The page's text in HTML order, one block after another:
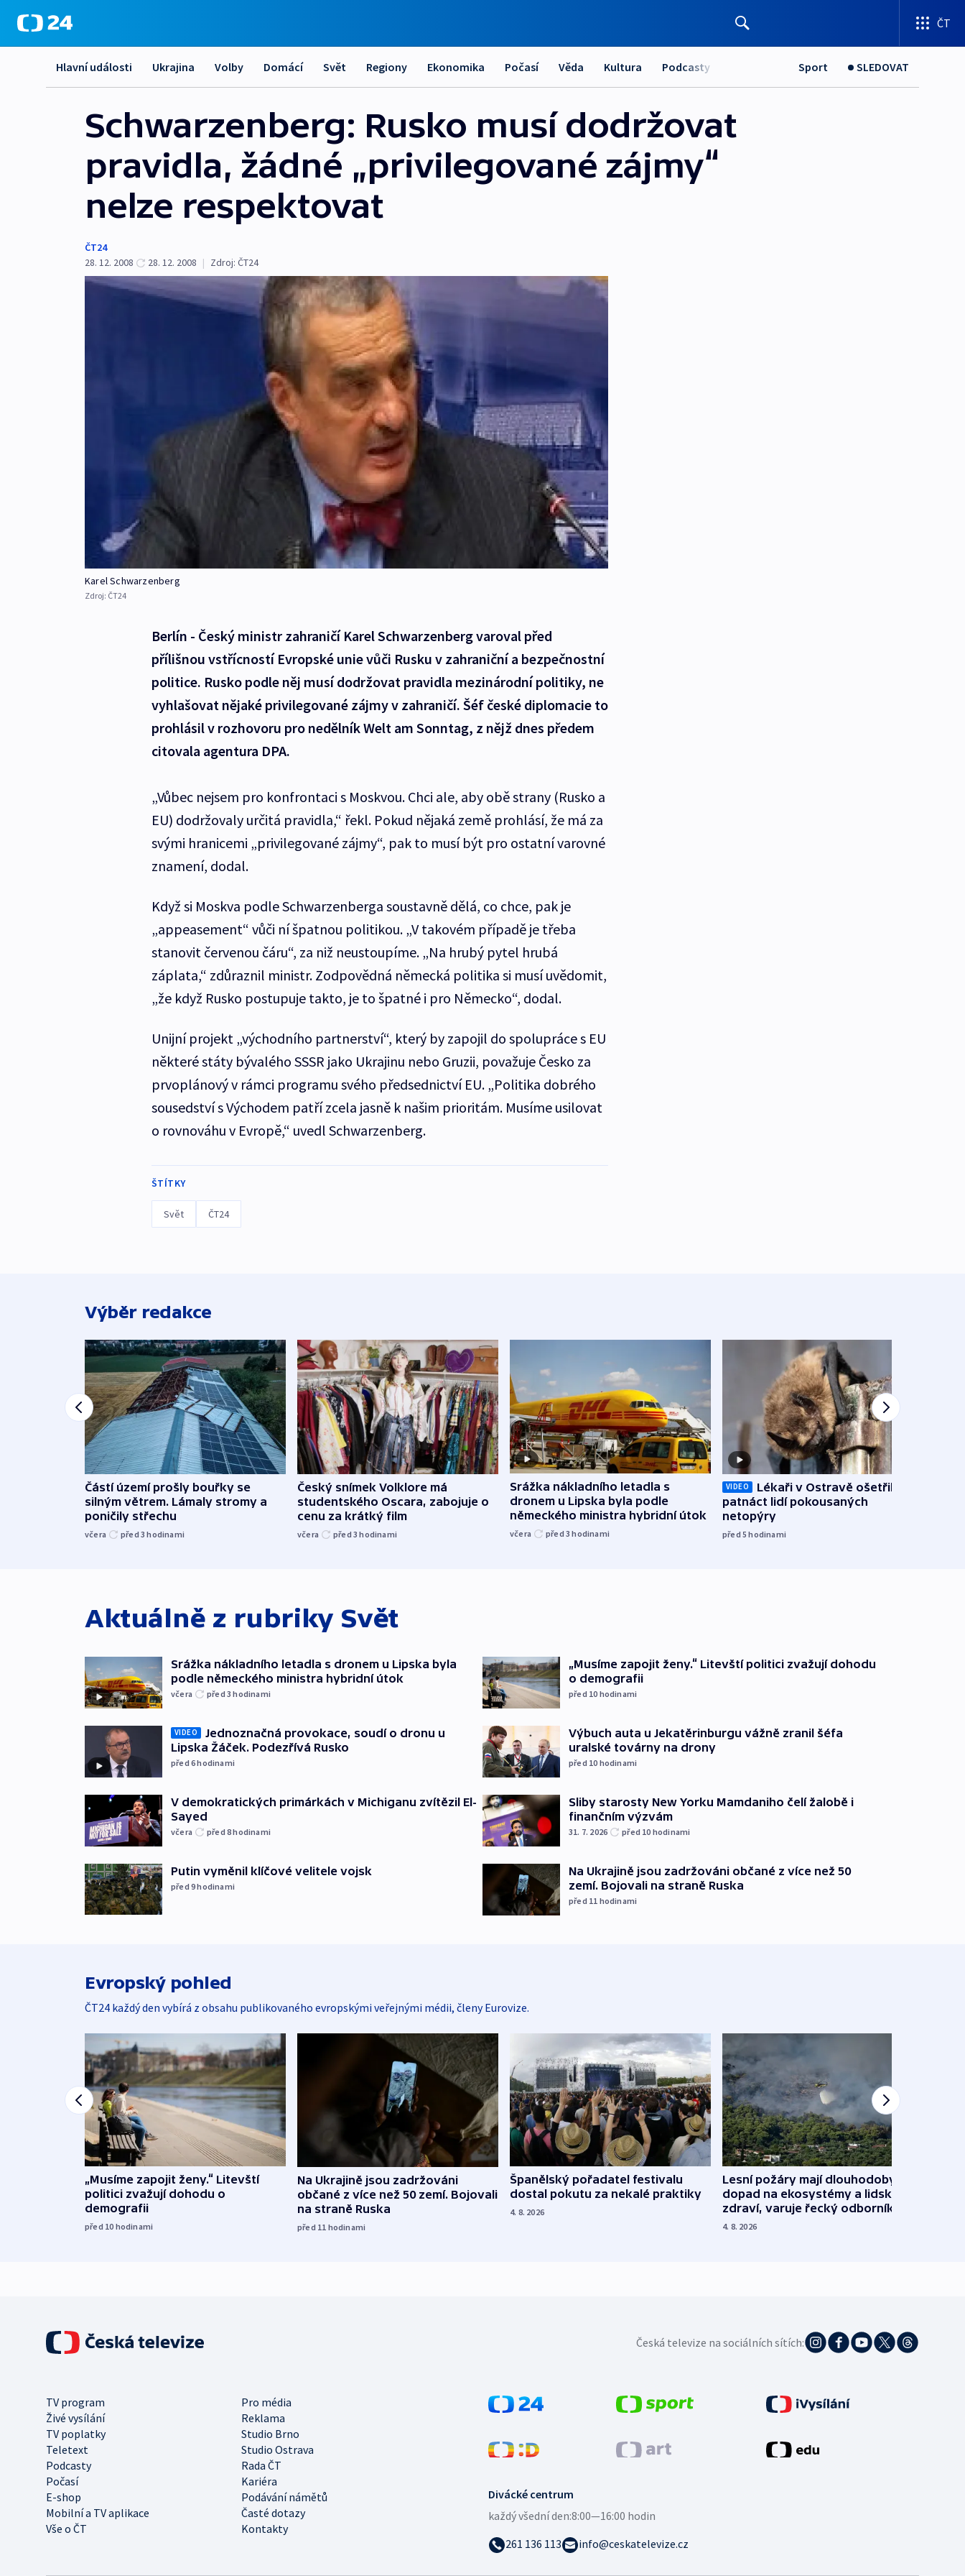
ČT
Hlavní události Ukrajina Volby Domácí Svět Regiony Ekonomika Počasí Věda Kultura Podcasty Sport SLEDOVAT
Schwarzenberg: Rusko musí dodržovat
pravidla, žádné „privilegované zájmy“
nelze respektovat
ČT24
28. 12. 2008
28. 12. 2008 | Zdroj: ČT24
Karel Schwarzenberg
Zdroj: ČT24
Berlín - Český ministr zahraničí Karel Schwarzenberg varoval před
přílišnou vstřícností Evropské unie vůči Rusku v zahraniční a bezpečnostní
politice. Rusko podle něj musí dodržovat pravidla mezinárodní politiky, ne
vyhlašovat nějaké privilegované zájmy v zahraničí. Šéf české diplomacie to
prohlásil v rozhovoru pro nedělník Welt am Sonntag, z nějž dnes předem
citovala agentura DPA.
„Vůbec nejsem pro konfrontaci s Moskvou. Chci ale, aby obě strany (Rusko a
EU) dodržovaly určitá pravidla,“ řekl. Pokud nějaká země prohlásí, že má za
svými hranicemi „privilegované zájmy“, pak to musí být pro ostatní varovné
znamení, dodal.
Když si Moskva podle Schwarzenberga soustavně dělá, co chce, pak je
„appeasement“ vůči ní špatnou politikou. „V takovém případě je třeba
stanovit červenou čáru“, za niž neustoupíme. „Na hrubý pytel hrubá
záplata,“ zdůraznil ministr. Zodpovědná německá politika si musí uvědomit,
„že když Rusko postupuje takto, je to špatné i pro Německo“, dodal.
Unijní projekt „východního partnerství“, který by zapojil do spolupráce s EU
některé státy bývalého SSSR jako Ukrajinu nebo Gruzii, považuje Česko za
prvoplánový v rámci programu svého předsednictví EU. „Politika dobrého
sousedství s Východem patří zcela jasně k našim prioritám. Musíme usilovat
o rovnováhu v Evropě,“ uvedl Schwarzenberg.
ŠTÍTKY
Svět ČT24
Výběr redakce
Částí území prošly bouřky se
silným větrem. Lámaly stromy a
poničily střechu
včera před 3hodinami
Český snímek Volklore má
studentského Oscara, zabojuje o
cenu za krátký film
včera před 3hodinami
Srážka nákladního letadla s
dronem u Lipska byla podle
německého ministra hybridní útok
včera před 3hodinami
VIDEO
Lékaři v Ostravě ošetřili už
patnáct lidí pokousaných
netopýry
před 5hodinami
Aktuálně z rubriky Svět
Srážka nákladního letadla s dronem u Lipska byla
podle německého ministra hybridní útok
včera před 3hodinami
VIDEO
Jednoznačná provokace, soudí o dronu u
Lipska Žáček. Podezřívá Rusko
před 6hodinami
V demokratických primárkách v Michiganu zvítězil El-
Sayed
včera před 8hodinami
Putin vyměnil klíčové velitele vojsk
před 9hodinami
„Musíme zapojit ženy.“ Litevští politici zvažují dohodu
o demografii
před 10 hodinami
Výbuch auta u Jekatěrinburgu vážně zranil šéfa
uralské továrny na drony
před 10 hodinami
Sliby starosty New Yorku Mamdaniho čelí žalobě i
finančním výzvám
31. 7. 2026 před 10 hodinami
Na Ukrajině jsou zadržováni občané z více než 50
zemí. Bojovali na straně Ruska
před 11 hodinami
Evropský pohled
ČT24 každý den vybírá z obsahu publikovaného evropskými veřejnými médii, členy Eurovize.
„Musíme zapojit ženy.“ Litevští
politici zvažují dohodu o
demografii
před 10 hodinami
Na Ukrajině jsou zadržováni
občané z více než 50 zemí. Bojovali
na straně Ruska
před 11 hodinami
Španělský pořadatel festivalu
dostal pokutu za nekalé praktiky
4. 8. 2026
Lesní požáry mají dlouhodobý
dopad na ekosystémy a lidské
zdraví, varuje řecký odborník
4. 8. 2026
Česká televize na sociálních sítích:
TV program
Pro média
Živé vysílání
Reklama
TV poplatky
Studio Brno
Teletext
Studio Ostrava
Podcasty
Rada ČT
Počasí
Kariéra
E-shop
Podávání námětů
Mobilní a TV aplikace
Časté dotazy
Vše o ČT
Kontakty
Divácké centrum
každý všední den:8:00—16:00 hodin
261 136 113
info@ceskatelevize.cz